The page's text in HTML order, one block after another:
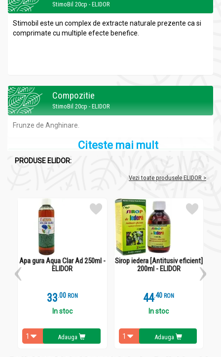
StimoBil 20cp - ELIDOR
Stimobil este un complex de extracte naturale prezente ca si
comprimate cu multiple efecte benefice.
Compozitie
StimoBil 20cp - ELIDOR
Frunze de Anghinare.
Recomandari
cronica, angiocolita, hepatita subacuta si cronica, preciroza.
Administrare
StimoBil 20cp - ELIDOR
1 - 3 comprimate pe zi.
Citeste mai mult
PRODUSE ELIDOR:
Vezi toate produsele ELIDOR >
Apa gura Aqua Clar Ad 250ml -
ELIDOR
33.0 RON
In stoc
Adauga
Sirop iedera [Antitusiv eficient]
200ml - ELIDOR
44.4 RON
In stoc
Adauga